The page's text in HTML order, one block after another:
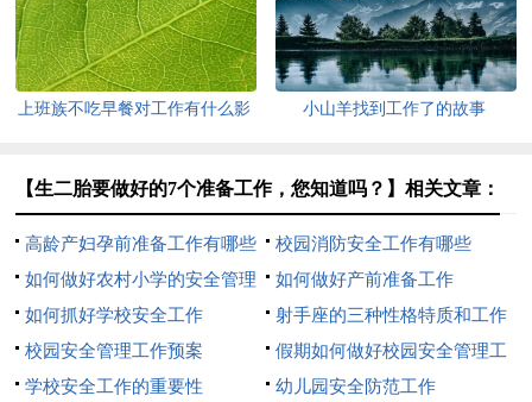
上班族不吃早餐对工作有什么影
小山羊找到工作了的故事
【生二胎要做好的7个准备工作，您知道吗？】相关文章：
高龄产妇孕前准备工作有哪些
校园消防安全工作有哪些
如何做好农村小学的安全管理
工作
如何做好产前准备工作
如何抓好学校安全工作
射手座的三种性格特质和工作
爱情态度
校园安全管理工作预案
假期如何做好校园安全管理工
作？
学校安全工作的重要性 幼儿园安全防范工作